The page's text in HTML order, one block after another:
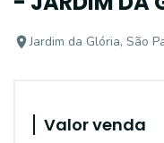
Jardim da Glória, São
Valor venda